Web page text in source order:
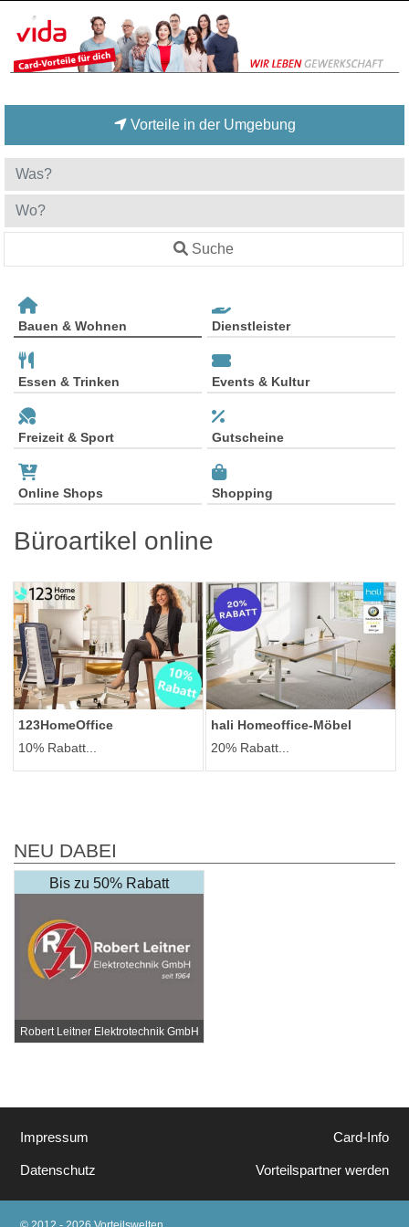
Vorteile in der Umgebung
Suche
Bauen & Wohnen Dienstleister
Essen & Trinken Events & Kultur
Freizeit & Sport Gutscheine
Online Shops Shopping
Büroartikel online
123HomeOffice
10% Rabatt...
hali Homeoffice-Möbel
20% Rabatt...
NEU DABEI
Bis zu 50% Rabatt
Robert Leitner Elektrotechnik GmbH
Impressum
Datenschutz
Card-Info
Vorteilspartner werden
© 2012 - 2026 Vorteilswelten